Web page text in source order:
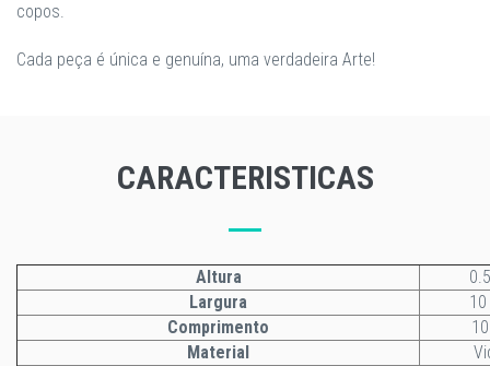
copos.
Cada peça é única e genuína, uma verdadeira Arte!
CARACTERISTICAS
Altura
Largura
Comprimento
Material